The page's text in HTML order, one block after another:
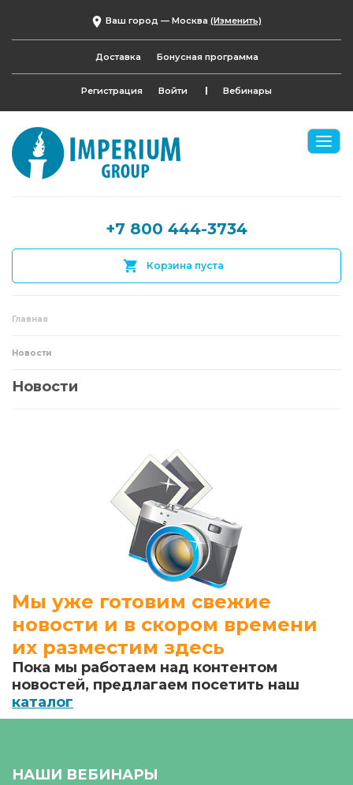
Ваш город — Москва (Изменить)
Доставка Бонусная программа
Регистрация Войти Вебинары
+7 800 444-3734
Корзина пуста
Главная
Новости
Новости
Мы уже готовим свежие
новости и в скором времени
их разместим здесь
Пока мы работаем над контентом
новостей, предлагаем посетить наш
каталог
НАШИ ВЕБИНАРЫ